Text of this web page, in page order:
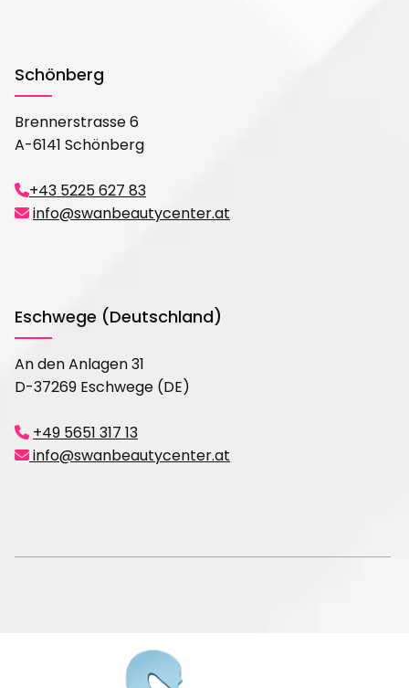
Schönberg
Brennerstrasse 6
A-6141 Schönberg
+43 5225 627 83
 info@swanbeautycenter.at
Eschwege (Deutschland)
An den Anlagen 31
D-37269 Eschwege (DE)
 +49 5651 317 13
 info@swanbeautycenter.at